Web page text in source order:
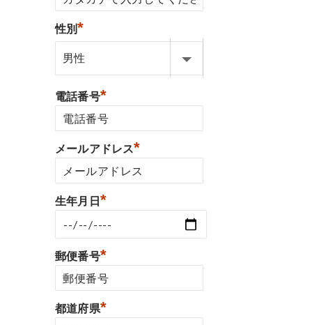
性別*
電話番号*
メールアドレス*
生年月日 *
郵便番号*
都道府県*